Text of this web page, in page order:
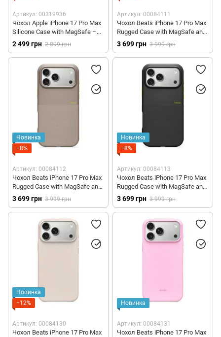
Артикул: 00319936
Чохол Apple iPhone 17 Pro Max
Silicone Case with MagSafe –
Black (MGFR4)
2 499 грн 2 899 грн
Артикул: 00084111
Чохол Beats iPhone 17 Pro Max
Rugged Case with MagSafe and
Camera Control – Sierra Orange
(MGJC4)
3 699 грн 3 999 грн
Новинка
−8%
Артикул: 00084112
Чохол Beats iPhone 17 Pro Max
Rugged Case with MagSafe and
Camera Control – Alpine Gray
(MGJA4)
3 699 грн 3 999 грн
Новинка
−8%
Артикул: 00084113
Чохол Beats iPhone 17 Pro Max
Rugged Case with MagSafe and
Camera Control – Everest Black
(MGJA4)
3 699 грн 3 999 грн
Новинка
−12%
Артикул: 00084130
Чохол Beats iPhone 17 Pro Max
Новинка
Артикул: 00084131
Чохол Beats iPhone 17 Pro Max